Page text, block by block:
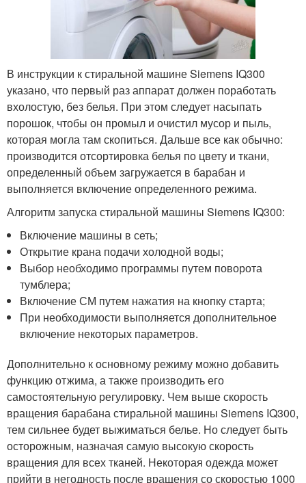
В инструкции к стиральной машине Siemens IQ300
указано, что первый раз аппарат должен поработать
вхолостую, без белья. При этом следует насыпать
порошок, чтобы он промыл и очистил мусор и пыль,
которая могла там скопиться. Дальше все как обычно:
производится отсортировка белья по цвету и ткани,
определенный объем загружается в барабан и
выполняется включение определенного режима.
Алгоритм запуска стиральной машины Siemens IQ300:
Включение машины в сеть;
Открытие крана подачи холодной воды;
Выбор необходимо программы путем поворота
тумблера;
Включение СМ путем нажатия на кнопку старта;
При необходимости выполняется дополнительное
включение некоторых параметров.
Дополнительно к основному режиму можно добавить
функцию отжима, а также производить его
самостоятельную регулировку. Чем выше скорость
вращения барабана стиральной машины Siemens IQ300,
тем сильнее будет выжиматься белье. Но следует быть
осторожным, назначая самую высокую скорость
вращения для всех тканей. Некоторая одежда может
прийти в негодность после вращения со скоростью 1000